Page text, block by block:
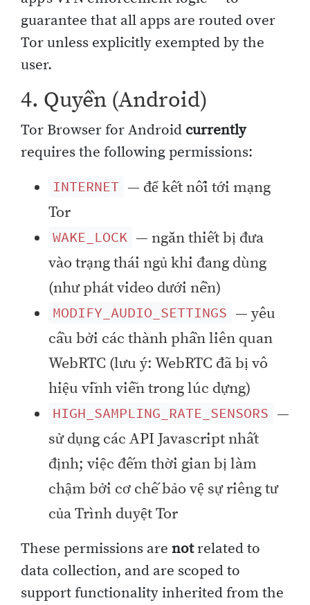
guarantee that all apps are routed over
Tor unless explicitly exempted by the
user.
4. Quyền (Android)
Tor Browser for Android currently
requires the following permissions:
INTERNET — để kết nối tới mạng
Tor
WAKE_LOCK — ngăn thiết bị đưa
vào trạng thái ngủ khi đang dùng
(như phát video dưới nền)
MODIFY_AUDIO_SETTINGS — yêu
cầu bởi các thành phần liên quan
WebRTC (lưu ý: WebRTC đã bị vô
hiệu vĩnh viễn trong lúc dựng)
HIGH_SAMPLING_RATE_SENSORS —
sử dụng các API Javascript nhất
định; việc đếm thời gian bị làm
chậm bởi cơ chế bảo vệ sự riêng tư
của Trình duyệt Tor
These permissions are notrelated to
data collection, and are scoped to
support functionality inherited from the